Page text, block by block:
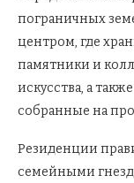
пограничных
центром, где
памятники и
искусства, а
собранные на
Резиденции
семейными